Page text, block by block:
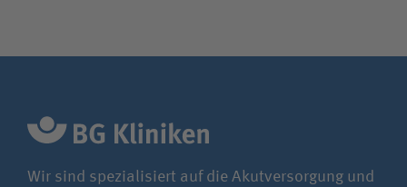
Wir sind spezialisiert auf die Akutversorgung und